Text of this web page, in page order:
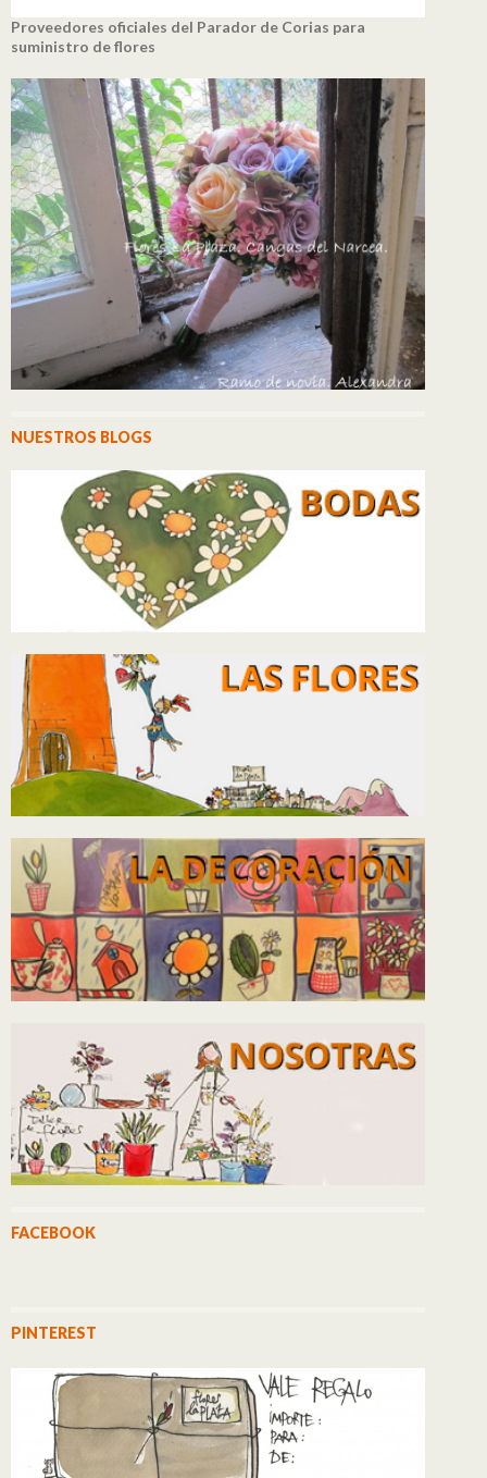
Proveedores oficiales del Parador de Corias para
suministro de flores
NUESTROS BLOGS
FACEBOOK
PINTEREST